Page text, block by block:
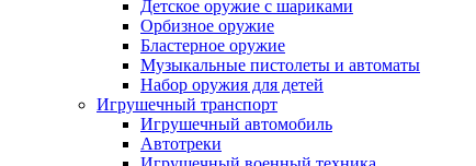
Детское оружие с шариками
Орбизное оружие
Бластерное оружие
Музыкальные пистолеты и автоматы
Набор оружия для детей
Игрушечный транспорт
Игрушечный автомобиль
Aвтотреки